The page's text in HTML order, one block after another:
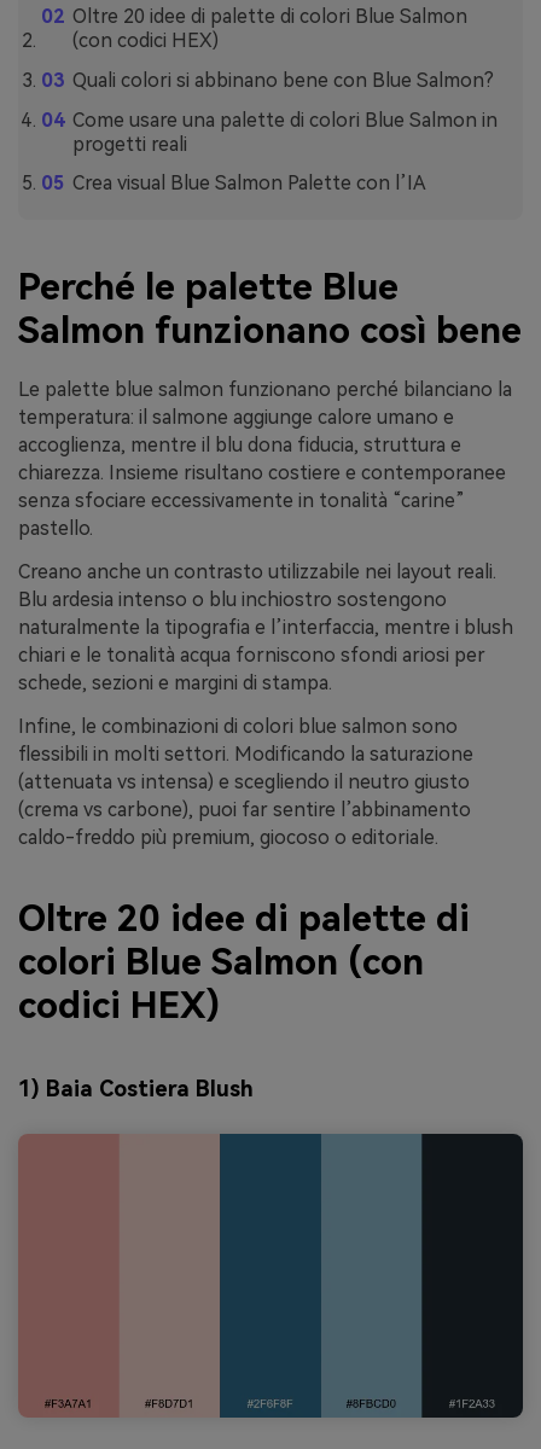
Oltre 20 idee di palette di colori Blue Salmon
(con codici HEX)
Quali colori si abbinano bene con Blue Salmon?
Come usare una palette di colori Blue Salmon in
progetti reali
Crea visual Blue Salmon Palette con l’IA
Perché le palette Blue
Salmon funzionano così bene
Le palette blue salmon funzionano perché bilanciano la
temperatura: il salmone aggiunge calore umano e
accoglienza, mentre il blu dona fiducia, struttura e
chiarezza. Insieme risultano costiere e contemporanee
senza sfociare eccessivamente in tonalità “carine”
pastello.
Creano anche un contrasto utilizzabile nei layout reali.
Blu ardesia intenso o blu inchiostro sostengono
naturalmente la tipografia e l’interfaccia, mentre i blush
chiari e le tonalità acqua forniscono sfondi ariosi per
schede, sezioni e margini di stampa.
Infine, le combinazioni di colori blue salmon sono
flessibili in molti settori. Modificando la saturazione
(attenuata vs intensa) e scegliendo il neutro giusto
(crema vs carbone), puoi far sentire l’abbinamento
caldo-freddo più premium, giocoso o editoriale.
Oltre 20 idee di palette di
colori Blue Salmon (con
codici HEX)
1) Baia Costiera Blush